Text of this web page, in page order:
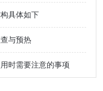
具体如下
与预热
时需要注意的事项